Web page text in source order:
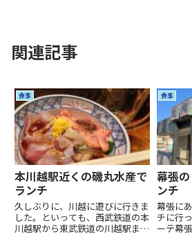
関連記事
食事
本川越駅近くの磯丸水産で
ランチ
久しぶりに、川越に遊びに行きま
した。といっても、西武鉄道の本
川越駅から東武鉄道の川越駅まで
食事
幕張
ンチ
幕張に
チに行
ーテ幕